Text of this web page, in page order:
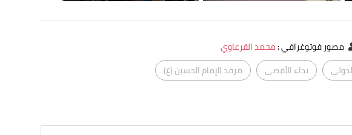
مصور فوتوغرافي:محمد القرعاوي
نداء الأقصى مرقد الإمام الحسين (ع)